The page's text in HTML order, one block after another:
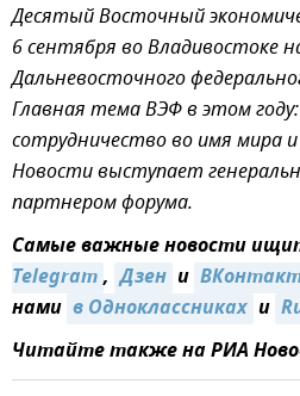
Десятый Восточный
6 сентября во Владивостоке
Дальневосточного
Главная тема ВЭФ в этом
сотрудничество во имя мира
Новости выступает
партнером форума.
Самые важные новости
Telegram, Дзен и
нами в Одноклассниках и
Читайте также на РИА